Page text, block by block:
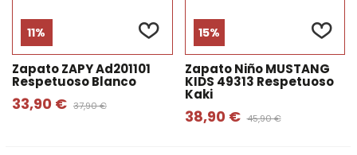
11%
Zapato ZAPY Ad201101
Respetuoso Blanco
33,90 € 37,90 €
15%
Zapato Niño MUSTANG
KIDS 49313 Respetuoso
Kaki
38,90 € 45,90 €